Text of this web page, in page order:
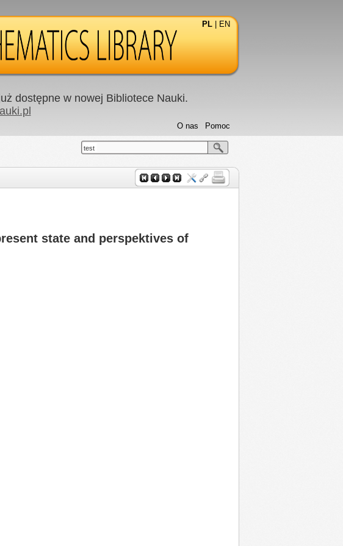
PL EN
dostępne w nowej Bibliotece Nauki.
Pomoc
O nas
test
state and perspektives of